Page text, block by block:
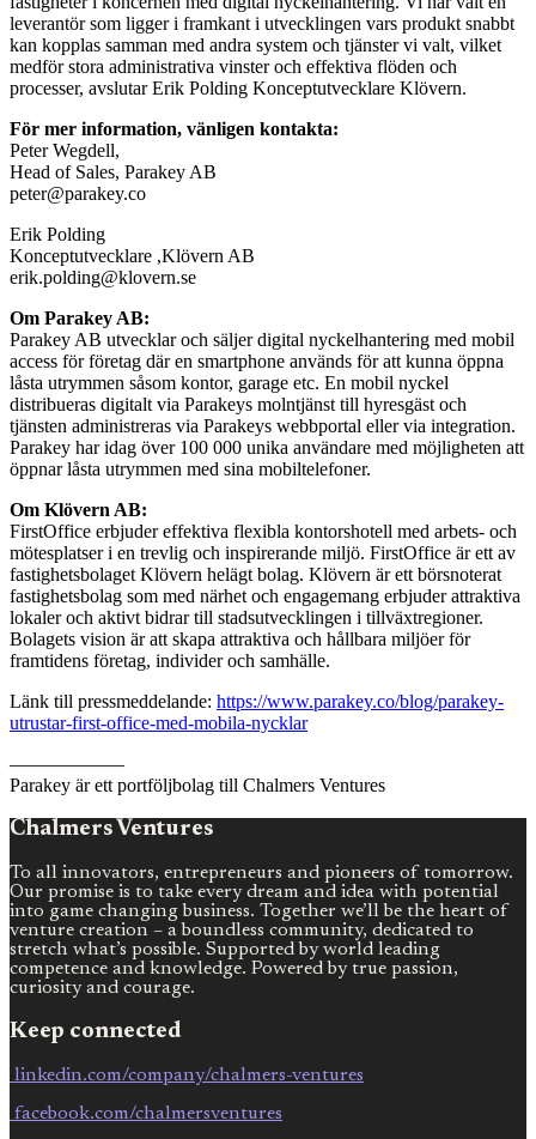
leverantör som ligger i framkant i utvecklingen vars produkt snabbt
kan kopplas samman med andra system och tjänster vi valt, vilket
medför stora administrativa vinster och effektiva flöden och
processer, avslutar Erik Polding Konceptutvecklare Klövern.
För mer information, vänligen kontakta:
Peter Wegdell,
Head of Sales, Parakey AB
peter@parakey.co
Erik Polding
Konceptutvecklare ,Klövern AB
erik.polding@klovern.se
Om Parakey AB:
Parakey AB utvecklar och säljer digital nyckelhantering med mobil
access för företag där en smartphone används för att kunna öppna
låsta utrymmen såsom kontor, garage etc. En mobil nyckel
distribueras digitalt via Parakeys molntjänst till hyresgäst och
tjänsten administreras via Parakeys webbportal eller via integration.
Parakey har idag över 100 000 unika användare med möjligheten att
öppnar låsta utrymmen med sina mobiltelefoner.
Om Klövern AB:
FirstOffice erbjuder effektiva flexibla kontorshotell med arbets- och
mötesplatser i en trevlig och inspirerande miljö. FirstOffice är ett av
fastighetsbolaget Klövern helägt bolag. Klövern är ett börsnoterat
fastighetsbolag som med närhet och engagemang erbjuder attraktiva
lokaler och aktivt bidrar till stadsutvecklingen i tillväxtregioner.
Bolagets vision är att skapa attraktiva och hållbara miljöer för
framtidens företag, individer och samhälle.
Länk till pressmeddelande: https://www.parakey.co/blog/parakey-
utrustar-first-office-med-mobila-nycklar
——————
Parakey är ett portföljbolag till Chalmers Ventures
Chalmers Ventures
To all innovators, entrepreneurs and pioneers of tomorrow.
Our promise is to take every dream and idea with potential
into game changing business. Together we’ll be the heart of
venture creation – a boundless community, dedicated to
stretch what’s possible. Supported by world leading
competence and knowledge. Powered by true passion,
curiosity and courage.
Keep connected
linkedin.com/company/chalmers-ventures
facebook.com/chalmersventures